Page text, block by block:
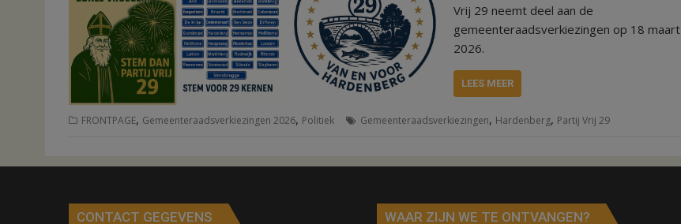
Vrij 29 neemt deel aan de
gemeenteraadsverkiezingen op 18 maart
2026.
LEES MEER
FRONTPAGE, Gemeenteraadsverkiezingen 2026, Politiek Gemeenteraadsverkiezingen, Hardenberg, Partij Vrij 29
CONTACT GEGEVENS WAAR ZIJN WE TE ONTVANGEN?